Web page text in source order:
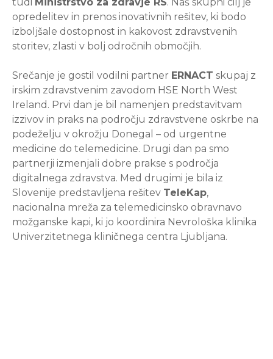
opredelitev in prenos inovativnih rešitev, ki bodo
izboljšale dostopnost in kakovost zdravstvenih
storitev, zlasti v bolj odročnih območjih.
Srečanje je gostil vodilni partner ERNACT skupaj z
irskim zdravstvenim zavodom HSE North West
Ireland. Prvi dan je bil namenjen predstavitvam
izzivov in praks na področju zdravstvene oskrbe na
podeželju v okrožju Donegal – od urgentne
medicine do telemedicine. Drugi dan pa smo
partnerji izmenjali dobre prakse s področja
digitalnega zdravstva. Med drugimi je bila iz
Slovenije predstavljena rešitev TeleKap,
nacionalna mreža za telemedicinsko obravnavo
možganske kapi, ki jo koordinira Nevrološka klinika
Univerzitetnega kliničnega centra Ljubljana.